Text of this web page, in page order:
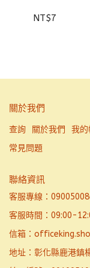
NT$7
關於我們
查詢 關於我們 我的
常見問題
聯絡資訊
客服專線：
客服時間：09:00-
信箱：
地址：彰化縣鹿港鎮